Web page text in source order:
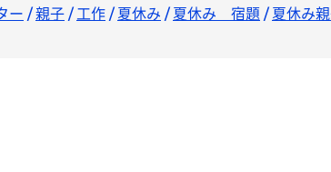
ー /親子/工作/夏休み /夏休み 宿題 /夏休み